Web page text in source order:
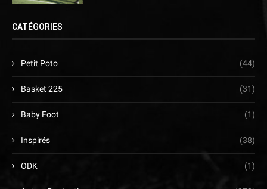
CATÉGORIES
Petit Poto (44)
Basket 225 (31)
Baby Foot (1)
Inspirés (38)
ODK (1)